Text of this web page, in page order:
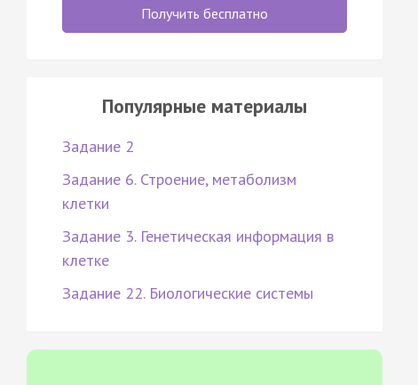
Получить бесплатно
Популярные материалы
Задание 2
Задание 6. Строение, метаболизм
клетки
Задание 3. Генетическая информация в
клетке
Задание 22. Биологические системы